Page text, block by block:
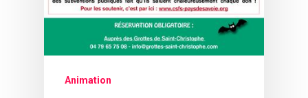
Animation